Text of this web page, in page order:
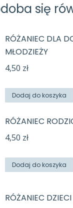
się
RÓŻANIEC DLA
MŁODZIEŻY
4,50 zł
Dodaj do koszyka
RÓŻANIEC
4,50 zł
Dodaj do koszyka
RÓŻANIEC